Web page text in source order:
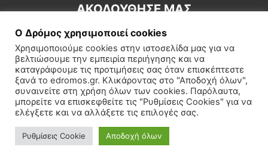
ΑΚΟΛΟΥΘΗΣΕ ΜΑΣ
Εγγραφή συνδρομητή Πολιτική Διεθνή Κοινωνία
Πολιτισμός Αφιερώματα
© Δρόμος της Αριστεράς
Ο Δρόμος χρησιμοποιεί cookies
Χρησιμοποιούμε cookies στην ιστοσελίδα μας για να
βελτιώσουμε την εμπειρία περιήγησης και να
καταγράφουμε τις προτιμήσεις σας όταν επισκέπτεστε
ξανά το edromos.gr. Κλικάροντας στο "Αποδοχή όλων",
συναινείτε στη χρήση όλων των cookies. Παρόλαυτα,
μπορείτε να επισκεφθείτε τις "Ρυθμίσεις Cookies" για να
ελέγξετε και να αλλάξετε τις επιλογές σας.
Ρυθμίσεις Cookie Αποδοχή όλων